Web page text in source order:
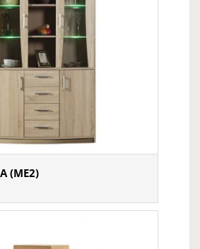
(ME2)